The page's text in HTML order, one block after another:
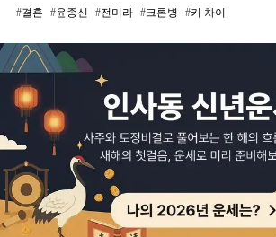
결혼 윤종신 전미라 크론병 키 차이